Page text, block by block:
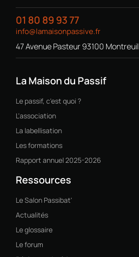
01 80 89 93 77
info@lamaisonpassive.fr
47 Avenue Pasteur 93100 Montreuil
La Maison du Passif
Le passif, c'est quoi ?
L'association
La labellisation
Les formations
Rapport annuel 2025-2026
Ressources
Le Salon Passibat'
Actualités
Le glossaire
Le forum